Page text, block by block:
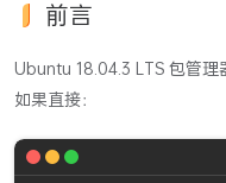
前言
Ubuntu 18.04.3 LTS 包管理
如果直接：